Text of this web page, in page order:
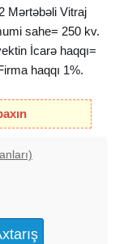
Mərtəbəli Vitraj
sahe= 250 kv.
İcarə haqqı=
haqqı 1%.